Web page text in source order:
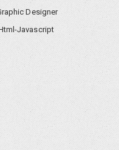
Designer
Javascript